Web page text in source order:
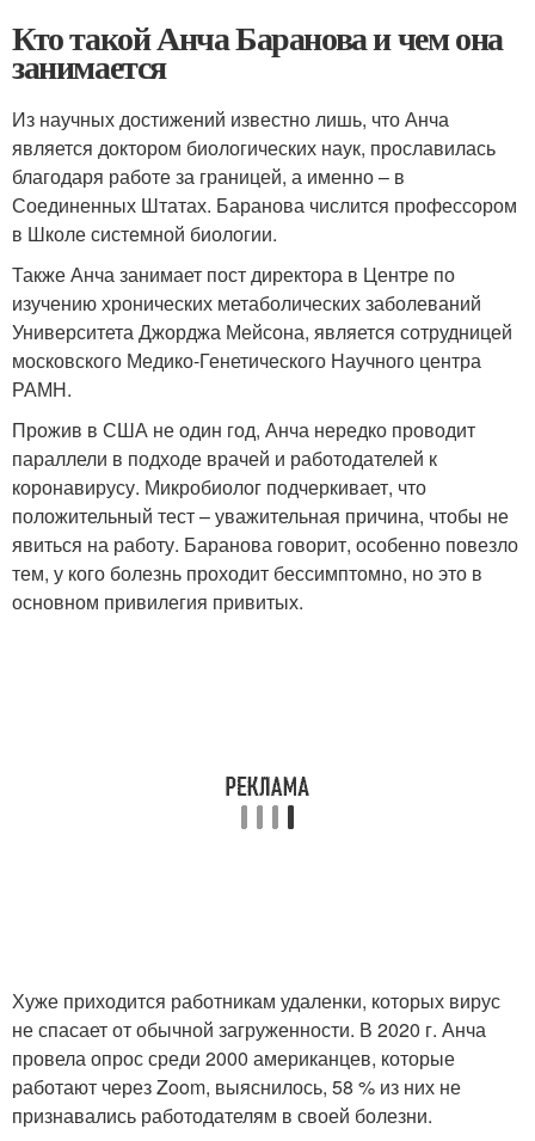
Кто такой Анча Баранова и чем она
занимается
Из научных достижений известно лишь, что Анча
является доктором биологических наук, прославилась
благодаря работе за границей, а именно – в
Соединенных Штатах. Баранова числится профессором
в Школе системной биологии.
Также Анча занимает пост директора в Центре по
изучению хронических метаболических заболеваний
Университета Джорджа Мейсона, является сотрудницей
московского Медико-Генетического Научного центра
РАМН.
Прожив в США не один год, Анча нередко проводит
параллели в подходе врачей и работодателей к
коронавирусу. Микробиолог подчеркивает, что
положительный тест – уважительная причина, чтобы не
явиться на работу. Баранова говорит, особенно повезло
тем, у кого болезнь проходит бессимптомно, но это в
основном привилегия привитых.
Хуже приходится работникам удаленки, которых вирус
не спасает от обычной загруженности. В 2020 г. Анча
провела опрос среди 2000 американцев, которые
работают через Zoom, выяснилось, 58 % из них не
признавались работодателям в своей болезни.